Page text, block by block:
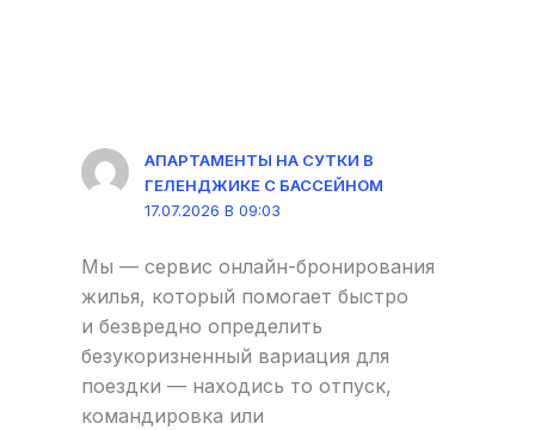
АПАРТАМЕНТЫ НА СУТКИ В
ГЕЛЕНДЖИКЕ С БАССЕЙНОМ
17.07.2026 В 09:03
Мы — сервис онлайн-бронирования
жилья, который помогает быстро
и безвредно определить
безукоризненный вариация для
поездки — находись то отпуск,
командировка или